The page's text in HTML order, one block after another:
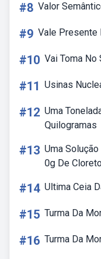
#8 Valor
#9 Vale Presente
#10 Vai Toma No
#11 Usinas
#12 Uma
Quilogramas
#13 Uma
0g De
#14 Ultima Ceia
#15 Turma Da
#16 Turma Da